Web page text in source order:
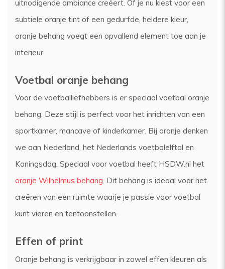
uitnodigende ambiance creëert. Of je nu kiest voor een
subtiele oranje tint of een gedurfde, heldere kleur,
oranje behang voegt een opvallend element toe aan je
interieur.
Voetbal oranje behang
Voor de voetballiefhebbers is er speciaal voetbal oranje
behang. Deze stijl is perfect voor het inrichten van een
sportkamer, mancave of kinderkamer. Bij oranje denken
we aan Nederland, het Nederlands voetbalelftal en
Koningsdag. Speciaal voor voetbal heeft HSDW.nl het
oranje Wilhelmus behang. Dit behang is ideaal voor het
creëren van een ruimte waarje je passie voor voetbal
kunt vieren en tentoonstellen.
Effen of print
Oranje behang is verkrijgbaar in zowel effen kleuren als